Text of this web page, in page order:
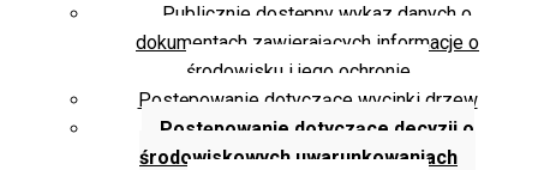
Publicznie dostępny wykaz danych o
dokumentach zawierających informacje o
środowisku i jego ochronie
Postępowanie dotyczące wycinki drzew
Postępowanie dotyczące decyzji o
środowiskowych uwarunkowaniach